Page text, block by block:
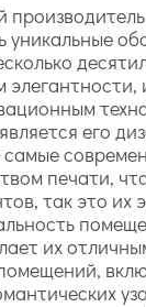
его
печати,
так это
их